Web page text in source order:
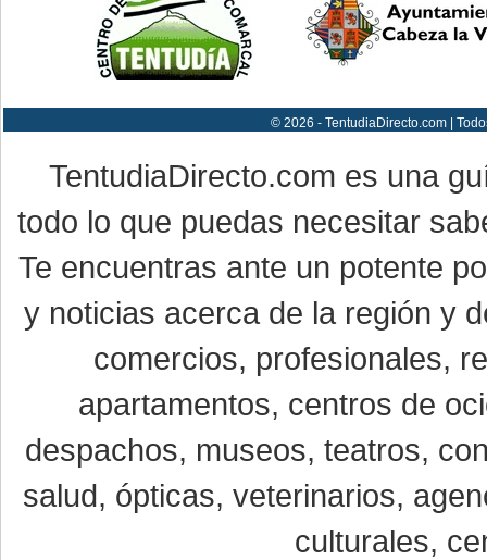
© 2026 - TentudiaDirecto.com |
TentudiaDirecto.com es una
todo lo que puedas necesitar
Te encuentras ante un potente
y noticias acerca de la región y
comercios, profesionales,
apartamentos, centros de
despachos, museos, teatros,
salud, ópticas, veterinarios,
culturales,